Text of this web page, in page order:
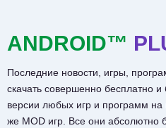
ANDROID™
Последние новости, игры,
скачать совершенно бесплатно
версии любых игр и программ на
же MOD игр. Все они абсолютно